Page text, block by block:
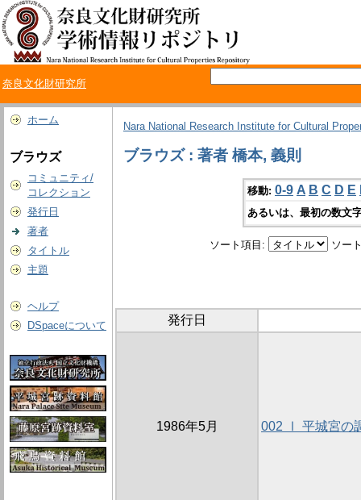
奈良文化財研究所
ホーム
ブラウズ
コミュニティ/
コレクション
発行日
著者
タイトル
主題
ヘルプ
DSpaceについて
Nara National Research Institute for Cultural
ブラウズ : 著者 橋本, 義則
移動: 0-9 A B C D E
あるいは、最初の数文
ソート項目: ソー
発行日
1986年5月 002 Ⅰ 平城宮の